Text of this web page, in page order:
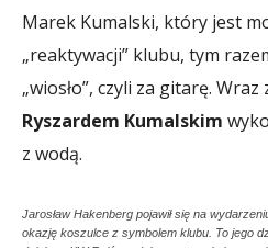
Marek Kumalski, który jest
„reaktywacji” klubu, tym
„wiosło”, czyli za gitarę.
Ryszardem Kumalskim
z wodą.
Jarosław Hakenberg pojawił się na
okazję koszulce z symbolem klubu. To jego